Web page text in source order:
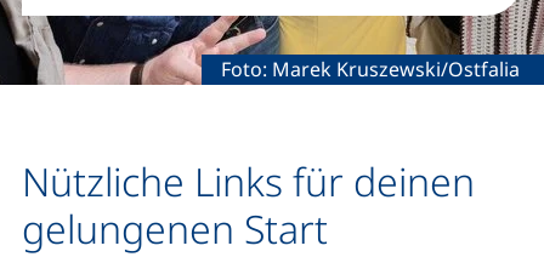
Rechtliche Information zum
Foto: Marek Kruszewski/Ostfalia
Nützliche Links für deinen
gelungenen Start